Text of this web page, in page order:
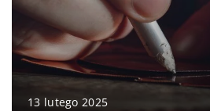
13 lutego 2025